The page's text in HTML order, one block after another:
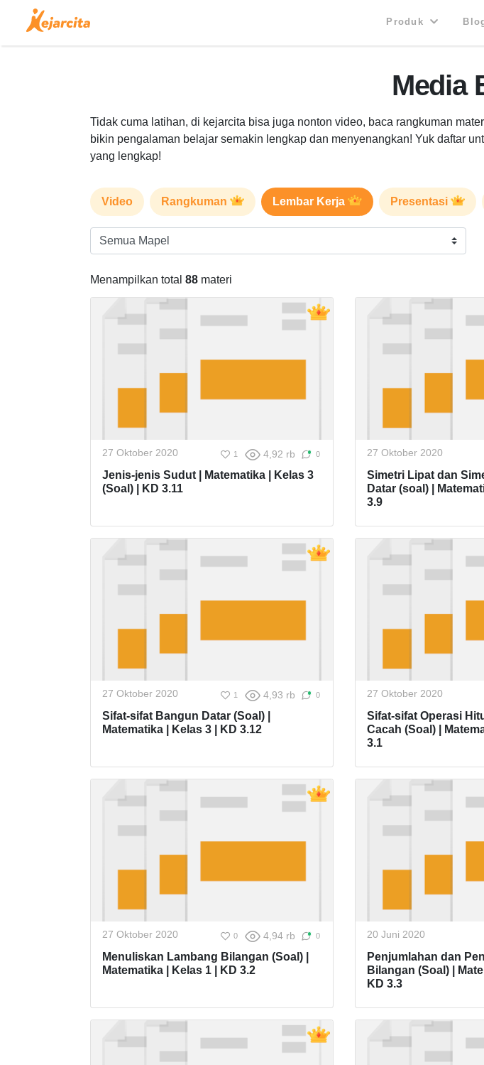
Produk
Media
Tidak cuma latihan, di kejarcita bisa juga nonton video, baca rangkuman
bikin pengalaman belajar semakin lengkap dan menyenangkan! Yuk daftar
yang lengkap!
Video Rangkuman Lembar Kerja Presentasi
Menampilkan total 88 materi
27 Oktober 2020 1 4,92 rb 0
Jenis-jenis Sudut | Matematika | Kelas 3
(Soal) | KD 3.11
27 Oktober 2020
Simetri Lipat dan
Datar (soal) |
3.9
27 Oktober 2020 1 4,93 rb 0
Sifat-sifat Bangun Datar (Soal) |
Matematika | Kelas 3 | KD 3.12
27 Oktober 2020
Sifat-sifat Operasi
Cacah (Soal) |
3.1
27 Oktober 2020 0 4,94 rb 0
Menuliskan Lambang Bilangan (Soal) |
Matematika | Kelas 1 | KD 3.2
20 Juni 2020
Penjumlahan dan
Bilangan (Soal) |
KD 3.3